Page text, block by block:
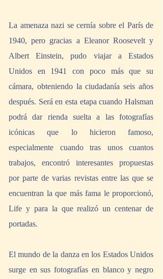
La amenaza nazi se cernía sobre el París de
1940, pero gracias a Eleanor Roosevelt y
Albert Einstein, pudo viajar a Estados
Unidos en 1941 con poco más que su
cámara, obteniendo la ciudadanía seis años
después. Será en esta etapa cuando Halsman
podrá dar rienda suelta a las fotografías
icónicas que lo hicieron famoso,
especialmente cuando tras unos cuantos
trabajos, encontró interesantes propuestas
por parte de varias revistas entre las que se
encuentran la que más fama le proporcionó,
Life y para la que realizó un centenar de
portadas.
El mundo de la danza en los Estados Unidos
surge en sus fotografías en blanco y negro